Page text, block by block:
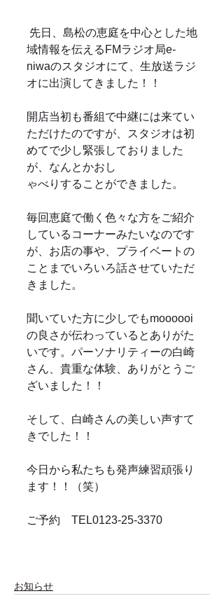
域情報を伝えるFMラジオ局e-
niwaのスタジオにて、生放送ラジ
オに出演してきました！！
開店当初も番組で中継には来てい
ただけたのですが、スタジオは初
めてで少し緊張しておりました
が、なんとかおし
ゃべりすることができました。
毎回恵庭で働く色々な方をご紹介
しているコーナーみたいなのです
が、お店の事や、プライベートの
ことまでいろいろ話させていただ
きました。
聞いていた方に少しでもmoooooi
の良さが伝わっているとありがた
いです。パーソナリティーの白崎
さん、貴重な体験、ありがとうご
ざいました！！
そして、白崎さんの美しい声すて
きでした！！
今日から私たちも発声練習頑張り
ます！！（笑）
ご予約　TEL0123-25-3370
お知らせ